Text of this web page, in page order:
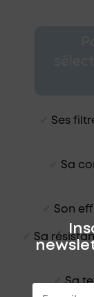
Ses
Sa
Son
Sa
✔︎Sa